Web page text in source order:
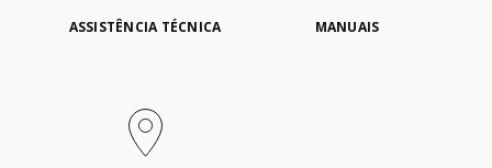
ASSISTÊNCIA TÉCNICA MANUAIS